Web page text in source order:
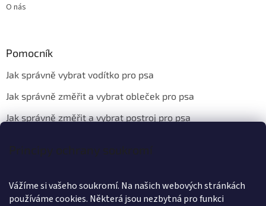
Principy ochrany soukromí
Vážíme si vašeho soukromí. Na našich webových stránkách
používáme cookies. Některá jsou nezbytná pro funkci
O nás
Pomocník
Jak správně vybrat vodítko pro psa
Jak správně změřit a vybrat obleček pro psa
Jak správně změřit a vybrat postroj pro psa
Kontakt
info@wanteddog.cz
Wanted Dog